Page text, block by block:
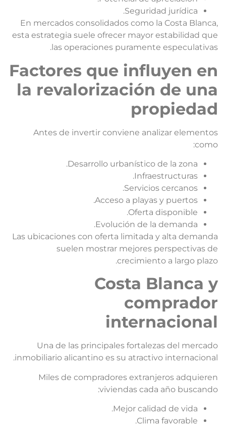
Seguridad jurídica.
En mercados consolidados como la Costa
esta estrategia suele ofrecer mayor estabilidad
las operaciones puramente
Factores que influyen
la revalorización de
Antes de invertir conviene analizar
Desarrollo urbanístico de la zona.
Infraestructuras.
Servicios cercanos.
Acceso a playas y puertos.
Oferta disponible.
Evolución de la demanda.
Las ubicaciones con oferta limitada y alta
suelen mostrar mejores perspectivas
crecimiento a largo
Costa Blanca
Una de las principales fortalezas del
inmobiliario alicantino es su atractivo
Miles de compradores extranjeros
viviendas cada año
Mejor calidad de vida.
Clima favorable.